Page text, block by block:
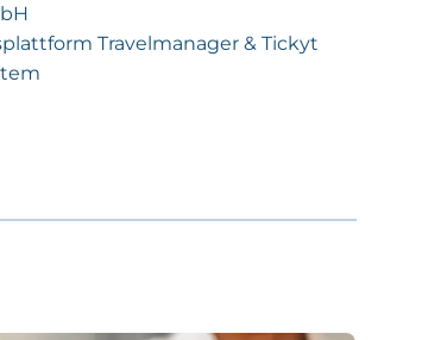
Travelmanager & Tickyt